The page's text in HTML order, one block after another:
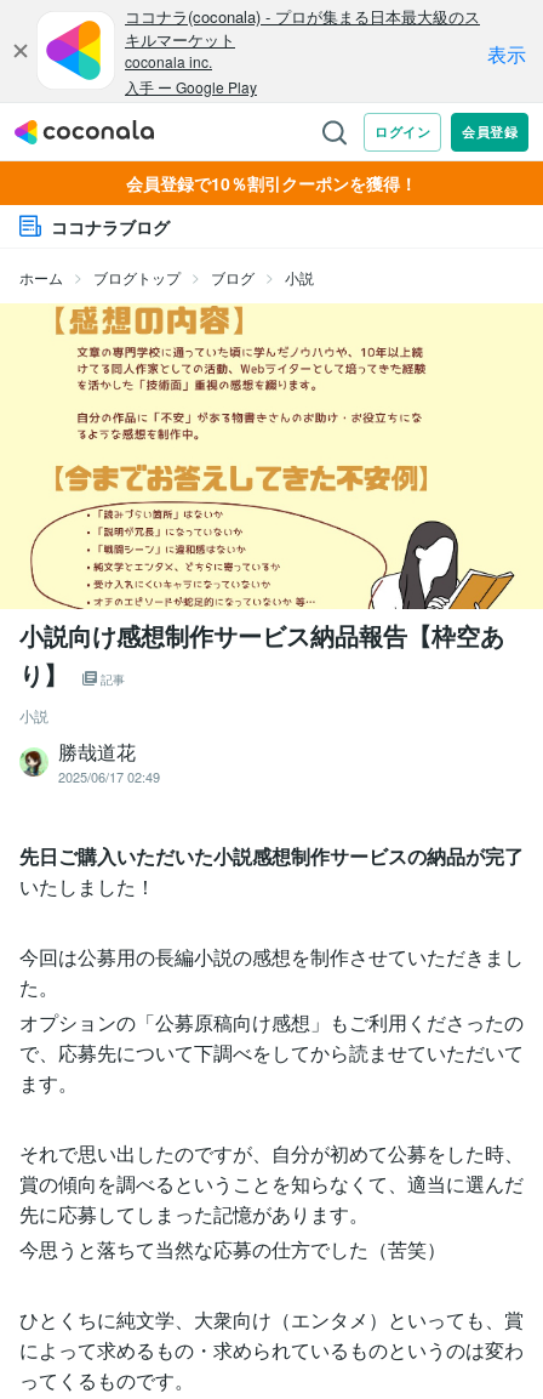
会員登録で10％割引クーポンを獲得！
ココナラブログ
ホーム ブログトップ ブログ 小説
小説向け感想制作サービス納品報告【枠空あ
り】
記事
小説
勝哉道花
2025/06/17 02:49
先日ご購入いただいた小説感想制作サービスの納品が完了
いたしました！
今回は公募用の長編小説の感想を制作させていただきまし
た。
オプションの「公募原稿向け感想」もご利用くださったの
で、応募先について下調べをしてから読ませていただいて
ます。
それで思い出したのですが、自分が初めて公募をした時、
賞の傾向を調べるということを知らなくて、適当に選んだ
先に応募してしまった記憶があります。
今思うと落ちて当然な応募の仕方でした（苦笑）
ひとくちに純文学、大衆向け（エンタメ）といっても、賞
によって求めるもの・求められているものというのは変わ
ってくるものです。